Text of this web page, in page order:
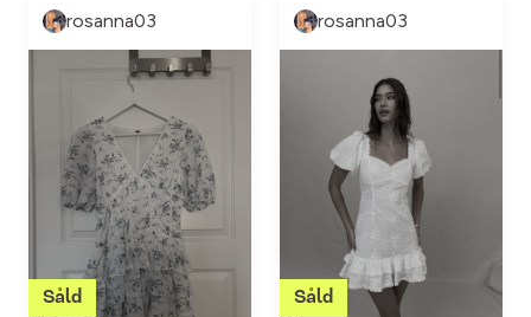
rosanna03 rosanna03